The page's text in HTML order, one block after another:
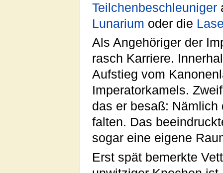
Teilchenbeschleuniger
Lunarium oder die
Als Angehöriger der
rasch Karriere.
Aufstieg vom
Imperatorkamels.
das er besaß:
falten. Das
sogar eine eigene
Erst spät bemerkte